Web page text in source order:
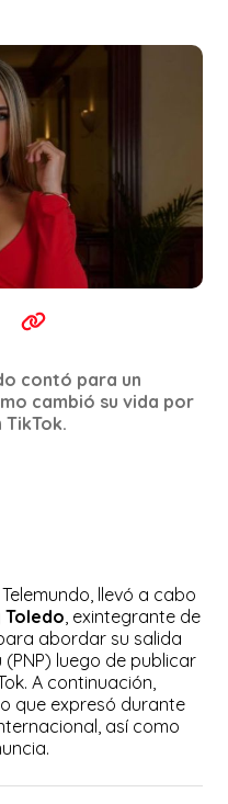
contó para un
cambió su vida por
llevó a cabo
Toledo , exintegrante de
abordar su salida
(PNP) luego de publicar
A continuación,
que expresó durante
así como